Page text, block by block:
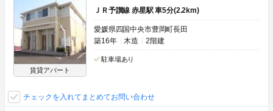
賃貸アパート
ＪＲ予讃線 赤星駅 車5分(2.2km)
愛媛県四国中央市豊岡町長田
築16年
木造 2階建
駐車場あり
チェックを入れてまとめてお問い合わせ